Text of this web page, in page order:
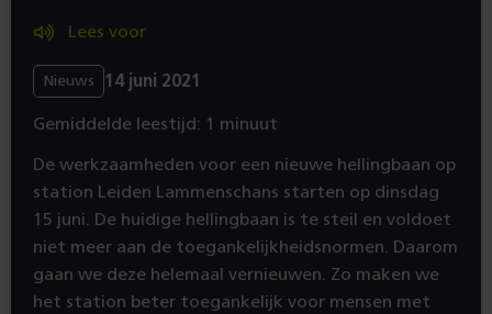
Lees voor
Nieuws 14 juni 2021
Gemiddelde leestijd: 1 minuut
De werkzaamheden voor een nieuwe hellingbaan op
station Leiden Lammenschans starten op dinsdag
15 juni. De huidige hellingbaan is te steil en voldoet
niet meer aan de toegankelijkheidsnormen. Daarom
gaan we deze helemaal vernieuwen. Zo maken we
het station beter toegankelijk voor mensen met